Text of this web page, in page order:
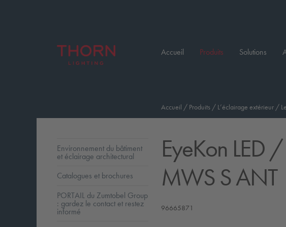
Accueil Produits Solutions
Accueil / Produits / L’éclairage extérieur /
EyeKon LED /
MWS S ANT
96665871
Environnement du bâtiment
et éclairage architectural
Catalogues et brochures
PORTAIL du Zumtobel Group
: gardez le contact et restez
informé